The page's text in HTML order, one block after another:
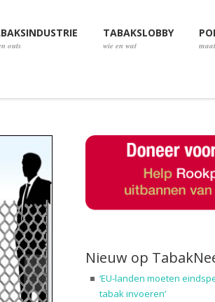
outs
TABAKSLOBBY
wie en wat
Nieuw op
‘EU-landen moeten
tabak invoeren’